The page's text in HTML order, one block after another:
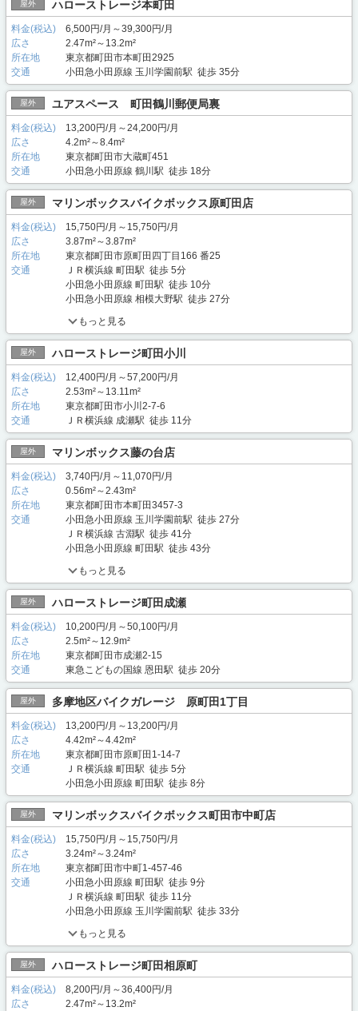
屋外 ハローストレージ本町田
料金(税込)
6,500円/月～39,300円/月
広さ
2.47m²～13.2m²
所在地
東京都町田市本町田2925
交通
小田急小田原線 玉川学園前駅 徒歩 35分
屋外 ユアスペース 町田鶴川郵便局裏
料金(税込)
13,200円/月～24,200円/月
広さ
4.2m²～8.4m²
所在地
東京都町田市大蔵町451
交通
小田急小田原線 鶴川駅 徒歩 18分
屋外 マリンボックスバイクボックス原町田店
料金(税込)
15,750円/月～15,750円/月
広さ
3.87m²～3.87m²
所在地
東京都町田市原町田四丁目166 番25
交通
ＪＲ横浜線 町田駅 徒歩 5分
小田急小田原線 町田駅 徒歩 10分
小田急小田原線 相模大野駅 徒歩 27分
もっと見る
屋外 ハローストレージ町田小川
料金(税込)
12,400円/月～57,200円/月
広さ
2.53m²～13.11m²
所在地
東京都町田市小川2-7-6
交通
ＪＲ横浜線 成瀬駅 徒歩 11分
屋外 マリンボックス藤の台店
料金(税込)
3,740円/月～11,070円/月
広さ
0.56m²～2.43m²
所在地
東京都町田市本町田3457-3
交通
小田急小田原線 玉川学園前駅 徒歩 27分
ＪＲ横浜線 古淵駅 徒歩 41分
小田急小田原線 町田駅 徒歩 43分
もっと見る
屋外 ハローストレージ町田成瀬
料金(税込)
10,200円/月～50,100円/月
広さ
2.5m²～12.9m²
所在地
東京都町田市成瀬2-15
交通
東急こどもの国線 恩田駅 徒歩 20分
屋外 多摩地区バイクガレージ 原町田1丁目
料金(税込)
13,200円/月～13,200円/月
広さ
4.42m²～4.42m²
所在地
東京都町田市原町田1-14-7
交通
ＪＲ横浜線 町田駅 徒歩 5分
小田急小田原線 町田駅 徒歩 8分
屋外 マリンボックスバイクボックス町田市中町店
料金(税込)
15,750円/月～15,750円/月
広さ
3.24m²～3.24m²
所在地
東京都町田市中町1-457-46
交通
小田急小田原線 町田駅 徒歩 9分
ＪＲ横浜線 町田駅 徒歩 11分
小田急小田原線 玉川学園前駅 徒歩 33分
もっと見る
屋外 ハローストレージ町田相原町
料金(税込)
8,200円/月～36,400円/月
広さ
2.47m²～13.2m²